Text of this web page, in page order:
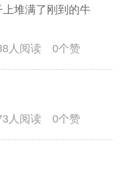
堆满了刚到的牛
人阅读 0个赞
人阅读 0个赞